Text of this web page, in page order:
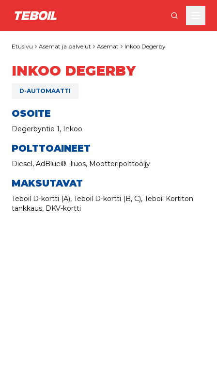
Siirry pääsisältöön
Etusivu Asemat ja palvelut Asemat Inkoo Degerby
INKOO DEGERBY
D-AUTOMAATTI
OSOITE
Degerbyntie 1, Inkoo
POLTTOAINEET
Diesel, AdBlue® -liuos, Moottoripolttoöljy
MAKSUTAVAT
Teboil D-kortti (A), Teboil D-kortti (B, C), Teboil Kortiton
tankkaus, DKV-kortti